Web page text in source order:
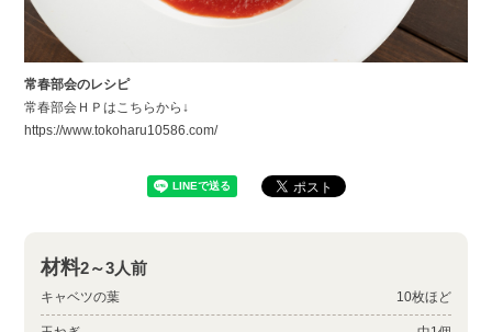
常春部会のレシピ
常春部会ＨＰはこちらから↓
https://www.tokoharu10586.com/
材料2～3人前
キャベツの葉 10枚ほど